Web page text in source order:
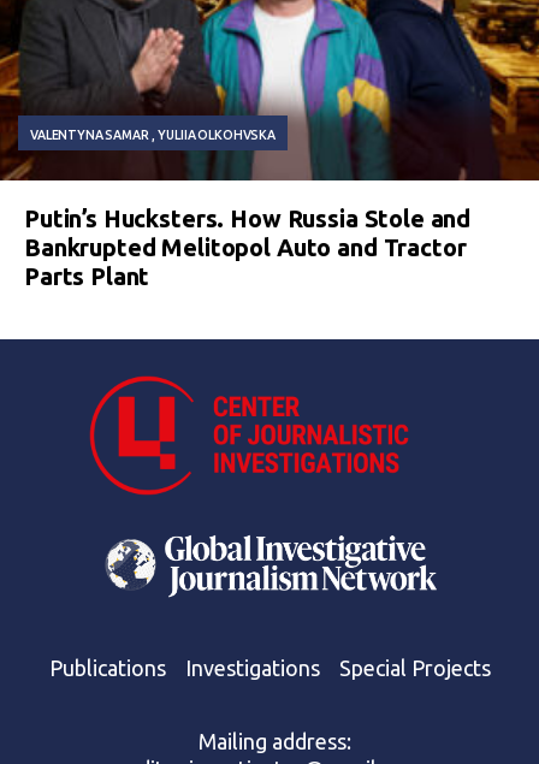
VALENTYNA SAMAR YULIIA OLKOHVSKA
Putin’s Hucksters. How Russia Stole and
Bankrupted Melitopol Auto and Tractor
Parts Plant
Publications Investigations Special Projects
Mailing address: